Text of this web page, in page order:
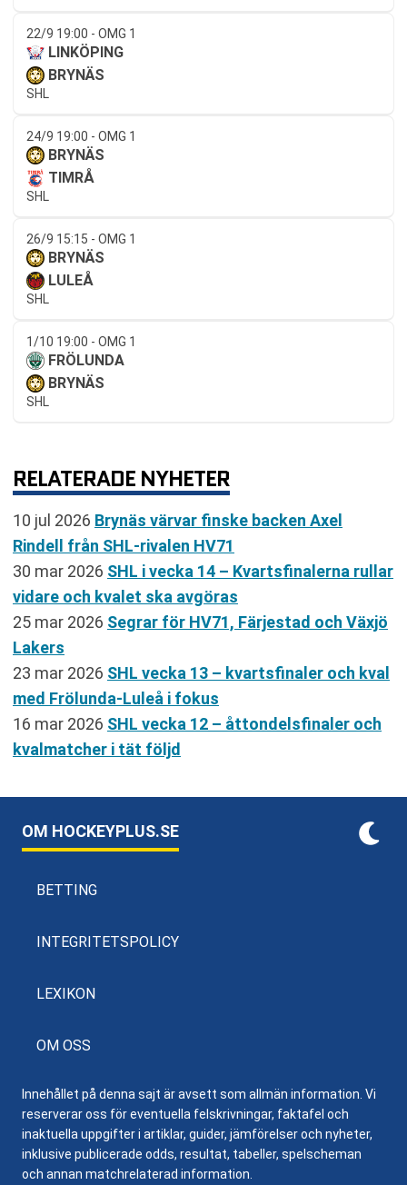
22/9 19:00 - OMG 1
LINKÖPING
BRYNÄS
SHL
24/9 19:00 - OMG 1
BRYNÄS
TIMRÅ
SHL
26/9 15:15 - OMG 1
BRYNÄS
LULEÅ
SHL
1/10 19:00 - OMG 1
FRÖLUNDA
BRYNÄS
SHL
RELATERADE NYHETER
10 jul 2026 Brynäs värvar finske backen Axel
Rindell från SHL-rivalen HV71
30 mar 2026 SHL i vecka 14 – Kvartsfinalerna rullar
vidare och kvalet ska avgöras
25 mar 2026 Segrar för HV71, Färjestad och Växjö
Lakers
23 mar 2026 SHL vecka 13 – kvartsfinaler och kval
med Frölunda-Luleå i fokus
16 mar 2026 SHL vecka 12 – åttondelsfinaler och
kvalmatcher i tät följd
OM HOCKEYPLUS.SE
BETTING
INTEGRITETSPOLICY
LEXIKON
OM OSS
Innehållet på denna sajt är avsett som allmän information. Vi
reserverar oss för eventuella felskrivningar, faktafel och
inaktuella uppgifter i artiklar, guider, jämförelser och nyheter,
inklusive publicerade odds, resultat, tabeller, spelscheman
och annan matchrelaterad information.